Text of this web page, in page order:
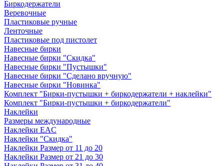
Биркодержатели
Веревочные
Пластиковые ручные
Ленточные
Пластиковые под пистолет
Навесные бирки
Навесные бирки "Скидка"
Навесные бирки "Пустышки"
Навесные бирки "Сделано вручную"
Навесные бирки "Новинка"
Комплект "Бирки-пустышки + биркодержатели + наклейки"
Комплект "Бирки-пустышки + биркодержатели"
Наклейки
Размеры международные
Наклейки EAC
Наклейки "Скидка"
Наклейки Размер от 11 до 20
Наклейки Размер от 21 до 30